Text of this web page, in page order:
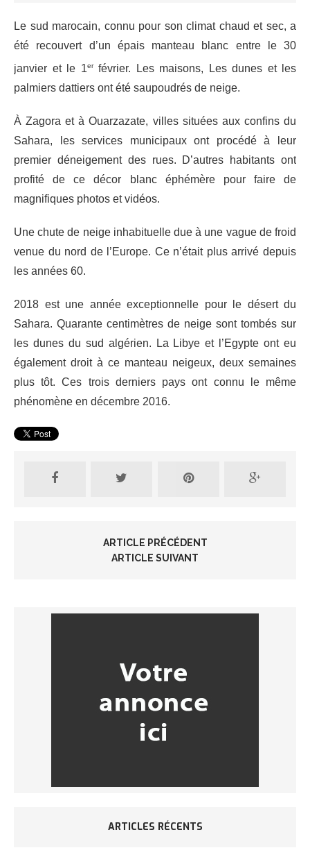
Le sud marocain, connu pour son climat chaud et sec, a
été recouvert d’un épais manteau blanc entre le 30
janvier et le 1erfévrier. Les maisons, Les dunes et les
palmiers dattiers ont été saupoudrés de neige.
À Zagora et à Ouarzazate, villes situées aux confins du
Sahara, les services municipaux ont procédé à leur
premier déneigement des rues. D’autres habitants ont
profité de ce décor blanc éphémère pour faire de
magnifiques photos et vidéos.
Une chute de neige inhabituelle due à une vague de froid
venue du nord de l’Europe. Ce n’était plus arrivé depuis
les années 60.
2018 est une année exceptionnelle pour le désert du
Sahara. Quarante centimètres de neige sont tombés sur
les dunes du sud algérien. La Libye et l’Egypte ont eu
également droit à ce manteau neigeux, deux semaines
plus tôt. Ces trois derniers pays ont connu le même
phénomène en décembre 2016.
ARTICLE PRÉCÉDENT
ARTICLE SUIVANT
ARTICLES RÉCENTS